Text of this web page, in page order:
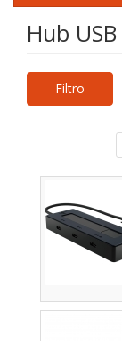
Hub USB
Filtro